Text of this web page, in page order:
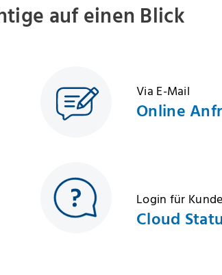
auf einen Blick
Via E-Mail
Online
Login für
Cloud